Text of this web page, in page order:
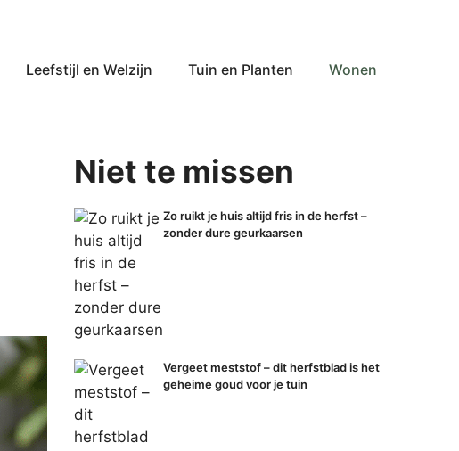
Leefstijl en Welzijn Tuin en Planten Wonen
Niet te missen
Zo ruikt je huis altijd fris in de herfst –
zonder dure geurkaarsen
Vergeet meststof – dit herfstblad is het
geheime goud voor je tuin